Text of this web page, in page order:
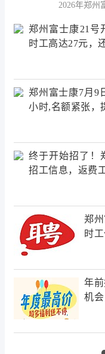
2026年郑州
郑州富士康21号
时工高达27元，
郑州富士康7月9
小时,名额紧张，
终于开始招了！
招工信息，返费
郑
时
年
机